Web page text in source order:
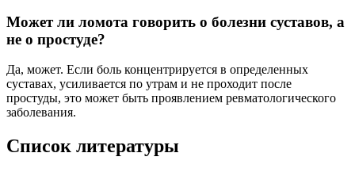
Может ли ломота говорить о болезни суставов, а
не о простуде?
Да, может. Если боль концентрируется в определенных
суставах, усиливается по утрам и не проходит после
простуды, это может быть проявлением ревматологического
заболевания.
Список литературы